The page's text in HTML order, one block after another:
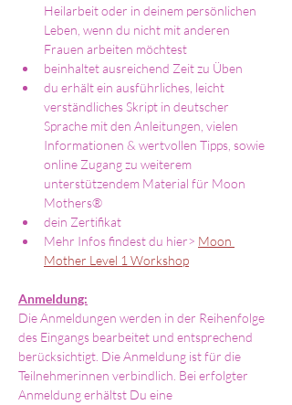
Heilarbeit oder in deinem persönlichen
Leben, wenn du nicht mit anderen
Frauen arbeiten möchtest
beinhaltet ausreichend Zeit zu Üben
du erhält ein ausführliches, leicht
verständliches Skript in deutscher
Sprache mit den Anleitungen, vielen
Informationen & wertvollen Tipps, sowie
online Zugang zu weiterem
unterstützendem Material für Moon
Mothers®
dein Zertifikat
Mehr Infos findest du hier> Moon
Mother Level 1 Workshop
Anmeldung:
Die Anmeldungen werden in der Reihenfolge
des Eingangs bearbeitet und entsprechend
berücksichtigt. Die Anmeldung ist für die
Teilnehmerinnen verbindlich. Bei erfolgter
Anmeldung erhältst Du eine